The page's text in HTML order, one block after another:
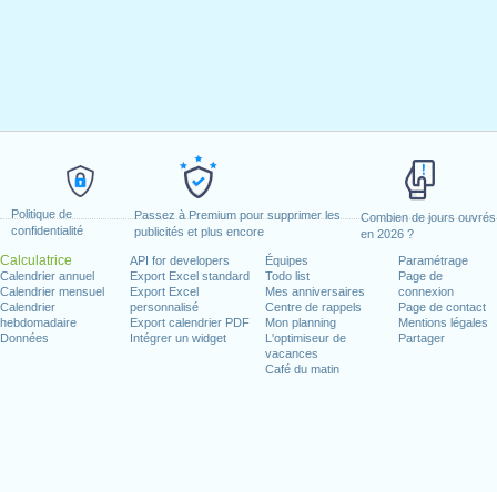
Politique de
confidentialité
Passez à Premium pour supprimer les
publicités et plus encore
Combien de jours ouvrés
en 2026 ?
Calculatrice
Calendrier annuel
Calendrier mensuel
Calendrier
hebdomadaire
Données
API for developers
Export Excel standard
Export Excel
personnalisé
Export calendrier PDF
Intégrer un widget
Équipes
Todo list
Mes anniversaires
Centre de rappels
Mon planning
L'optimiseur de
vacances
Café du matin
Paramétrage
Page de
connexion
Page de contact
Mentions légales
Partager